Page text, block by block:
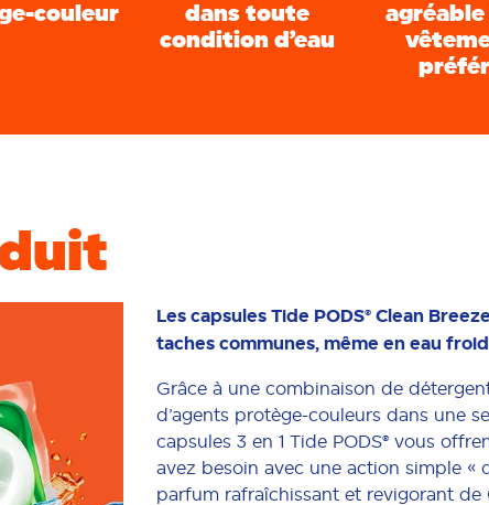
couleur
dans toute
condition d’eau
agréable
Les capsules Tide PODS® Clean
taches communes, même en eau
Grâce à une combinaison de
d’agents protège-couleurs dans une
capsules 3 en 1 Tide PODS® vous
avez besoin avec une action simple «
parfum rafraîchissant et revigorant de